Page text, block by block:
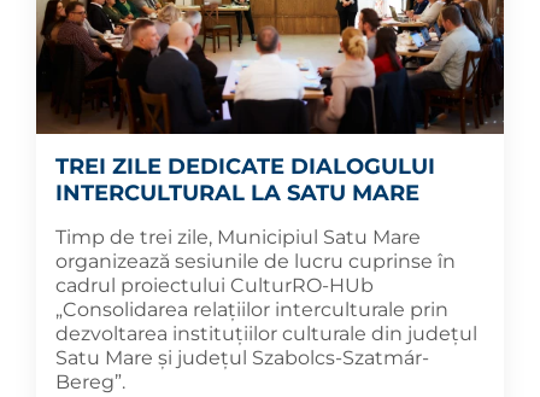
TREI ZILE DEDICATE DIALOGULUI
INTERCULTURAL LA SATU MARE
Timp de trei zile, Municipiul Satu Mare
organizează sesiunile de lucru cuprinse în
cadrul proiectului CulturRO-HUb
„Consolidarea relațiilor interculturale prin
dezvoltarea instituțiilor culturale din județul
Satu Mare și județul Szabolcs-Szatmár-
Bereg”.